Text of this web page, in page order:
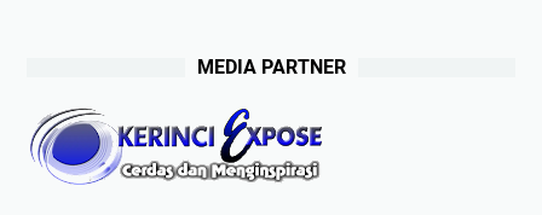
MEDIA PARTNER